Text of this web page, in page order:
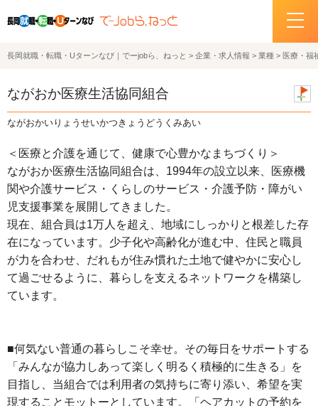
ホーム
イベント情報
サポートデスクの紹介
お問い合わせ
関連機関リンク
サイトポリシー
サイトマップ
長岡就職・転職・Uターンなび｜でーjobら、ねっと > 企業・求人情報 > 業種 > 医療・福
ながおか医療生活協同組合
ながおかいりょうせいかつきょうどうくみあい
＜医療と介護を通じて、健康で心豊かなまちづくり＞
ながおか医療生活協同組合は、1994年の設立以来、医療機
関や介護サービス・くらしのサービス・介護予防・障がい
児支援事業を展開してきました。
現在、組合員は1万人を超え、地域にしっかりと根差した存
在になっています。少子化や高齢化が進む中、住民と職員
が力を合わせ、だれもが住み慣れた土地で健やかに安心し
て過ごせるように、暮らしを支えるネットワークを構築し
ています。
■何気ない普通の暮らしこそ幸せ。その毎日をサポートする
「みんなが協力しあって楽しく明るく積極的に生きる」を
目指し、当組合では利用者の気持ちに寄り添い、希望を実
現することモットーとしています。「ヘアカットの予約を